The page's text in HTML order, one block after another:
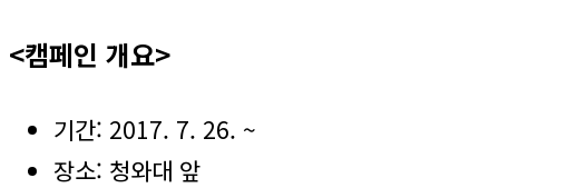
<캠페인 개요>
기간: 2017. 7. 26. ~
장소: 청와대 앞